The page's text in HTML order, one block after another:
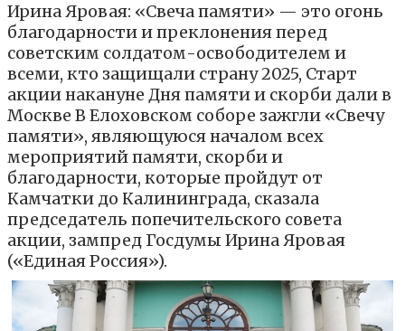
Ирина Яровая: «Свеча памяти» — это огонь
благодарности и преклонения перед
советским солдатом-освободителем и
всеми, кто защищали страну 2025, Старт
акции накануне Дня памяти и скорби дали в
Москве В Елоховском соборе зажгли «Свечу
памяти», являющуюся началом всех
мероприятий памяти, скорби и
благодарности, которые пройдут от
Камчатки до Калининграда, сказала
председатель попечительского совета
акции, зампред Госдумы Ирина Яровая
(«Единая Россия»).